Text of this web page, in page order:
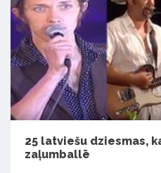
25 latviešu dziesmas,
zaļumballē